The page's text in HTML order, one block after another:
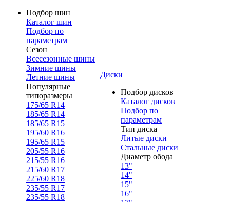
Подбор шин
Каталог шин
Подбор по
параметрам
Сезон
Всесезонные шины
Зимние шины
Летние шины
Популярные
типоразмеры
175/65 R14
185/65 R14
185/65 R15
195/60 R16
195/65 R15
205/55 R16
215/55 R16
215/60 R17
225/60 R18
235/55 R17
235/55 R18
Диски
Подбор дисков
Каталог дисков
Подбор по
параметрам
Тип диска
Литые диски
Стальные диски
Диаметр обода
13"
14"
15"
16"